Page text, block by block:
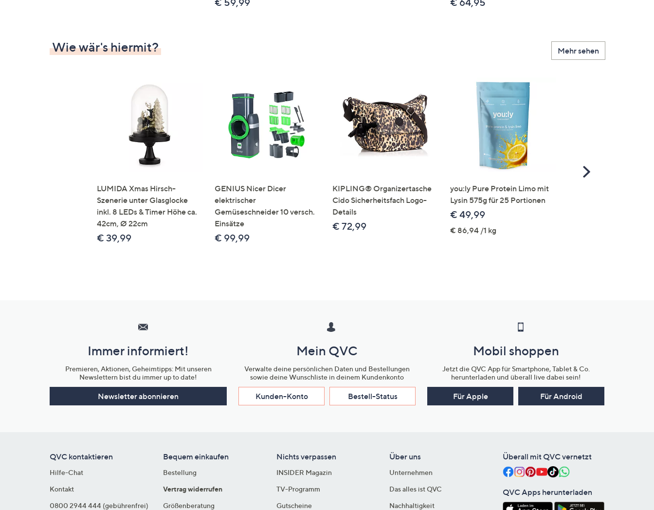
€ 59,99 € 64,95
Wie wär's hiermit? Mehr sehen
LUMIDA Xmas Hirsch-
Szenerie unter Glasglocke
inkl. 8 LEDs & Timer Höhe ca.
42cm, Ø 22cm
€ 39,99
GENIUS Nicer Dicer
elektrischer
Gemüseschneider 10 versch.
Einsätze
€ 99,99
KIPLING® Organizertasche
Cido Sicherheitsfach Logo-
Details
€ 72,99
you:ly Pure Protein Limo mit
Lysin 575g für 25 Portionen
€ 49,99
€ 86,94 /1 kg
Scroll
Unternehmensinformationen
Immer informiert!
Premieren, Aktionen, Geheimtipps: Mit unseren
Newslettern bist du immer up to date!
Newsletter abonnieren
Mein QVC
Verwalte deine persönlichen Daten und Bestellungen
sowie deine Wunschliste in deinem Kundenkonto
Kunden-Konto Bestell-Status
Mobil shoppen
Jetzt die QVC App für Smartphone, Tablet & Co.
herunterladen und überall live dabei sein!
Für Apple Für Android
QVC kontaktieren
Hilfe-Chat
Kontakt
0800 2944 444 (gebührenfrei)
Bequem einkaufen
Bestellung
Vertrag widerrufen
Größenberatung
Nichts verpassen
INSIDER Magazin
TV-Programm
Gutscheine
Über uns
Unternehmen
Das alles ist QVC
Nachhaltigkeit
Überall mit QVC vernetzt
QVC Apps herunterladen